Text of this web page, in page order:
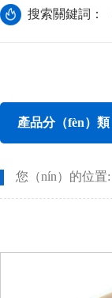
搜索關鍵詞：
產品分（fèn）類
您（nín）的位置: